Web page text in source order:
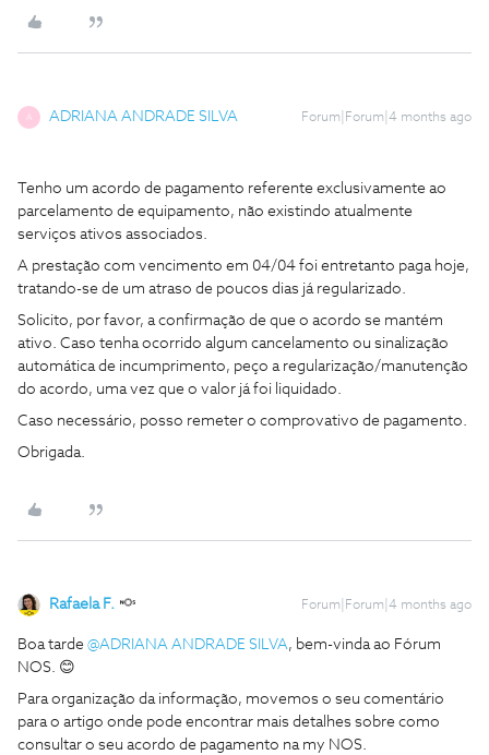
A ADRIANA ANDRADE SILVA Forum|Forum|4 months ago
Tenho um acordo de pagamento referente exclusivamente ao
parcelamento de equipamento, não existindo atualmente
serviços ativos associados.
A prestação com vencimento em 04/04 foi entretanto paga hoje,
tratando-se de um atraso de poucos dias já regularizado.
Solicito, por favor, a confirmação de que o acordo se mantém
ativo. Caso tenha ocorrido algum cancelamento ou sinalização
automática de incumprimento, peço a regularização/manutenção
do acordo, uma vez que o valor já foi liquidado.
Caso necessário, posso remeter o comprovativo de pagamento.
Obrigada.
Rafaela F. Forum|Forum|4 months ago
Boa tarde ​ @ADRIANA ANDRADE SILVA, bem-vinda ao Fórum
NOS. 😊
Para organização da informação, movemos o seu comentário
para o artigo onde pode encontrar mais detalhes sobre como
consultar o seu acordo de pagamento na my NOS.